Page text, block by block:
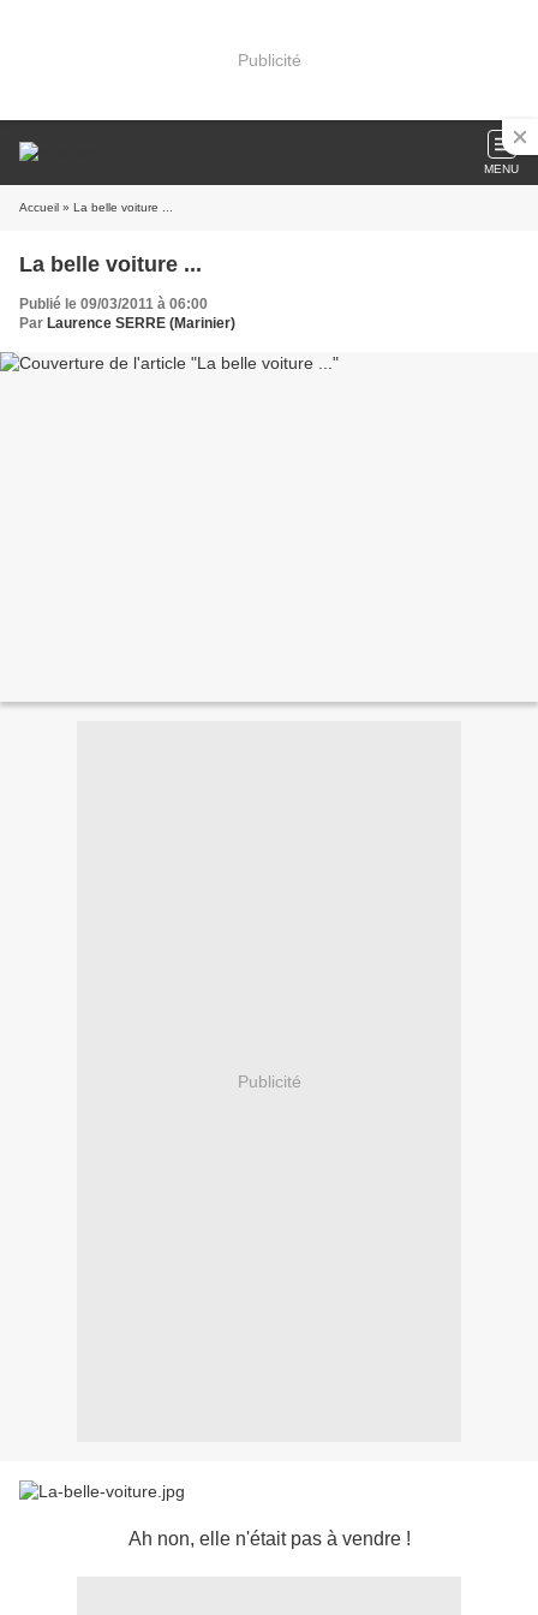
Publicité
MENU
Accueil » La belle voiture ...
La belle voiture ...
Publié le 09/03/2011 à 06:00
Par Laurence SERRE (Marinier)
Publicité
Ah non, elle n'était pas à vendre !